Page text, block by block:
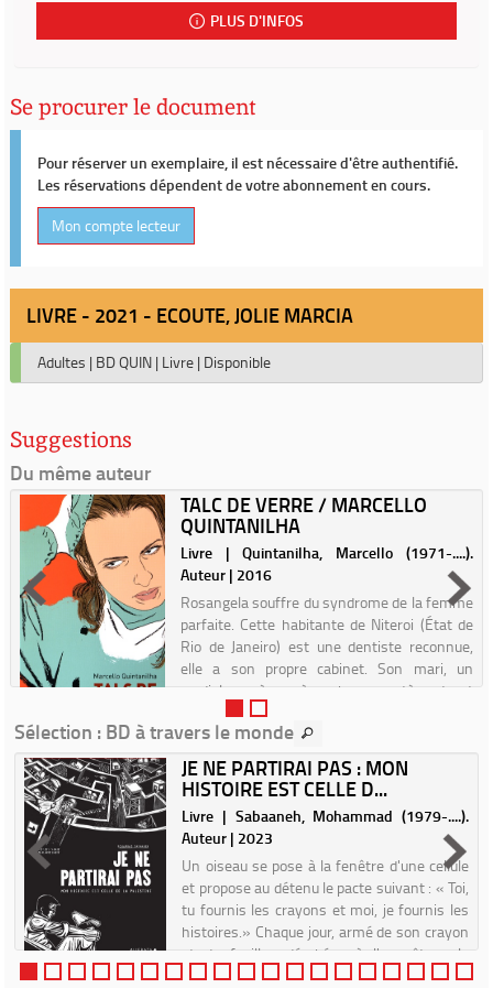
PLUS D'INFOS
Se procurer le document
Pour réserver un exemplaire, il est nécessaire d'être authentifié.
Les réservations dépendent de votre abonnement en cours.
Mon compte lecteur
LIVRE - 2021 - ECOUTE, JOLIE MARCIA
Adultes | BD QUIN | Livre | Disponible
Suggestions
Du même auteur
TALC DE VERRE / MARCELLO
QUINTANILHA
Livre | Quintanilha, Marcello (1971-....).
Auteur | 2016
Rosangela souffre du syndrome de la femme
parfaite. Cette habitante de Niteroi (État de
Rio de Janeiro) est une dentiste reconnue,
elle a son propre cabinet. Son mari, un
cardiologue à succès, a bon caractère et est
très amoureux ...
Sélection : BD à travers le monde
JE NE PARTIRAI PAS : MON
HISTOIRE EST CELLE D...
Livre | Sabaaneh, Mohammad (1979-....).
Auteur | 2023
Un oiseau se pose à la fenêtre d'une cellule
et propose au détenu le pacte suivant : « Toi,
tu fournis les crayons et moi, je fournis les
histoires.» Chaque jour, armé de son crayon
et de feuilles dérobées à l'enquêteur, le
prison...